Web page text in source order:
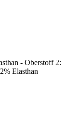
- Oberstoff 2:
Elasthan